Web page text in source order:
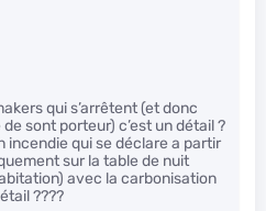
qui s’arrêtent (et donc
sont porteur) c’est un détail ?
incendie qui se déclare a partir
sur la table de nuit
avec la carbonisation
????